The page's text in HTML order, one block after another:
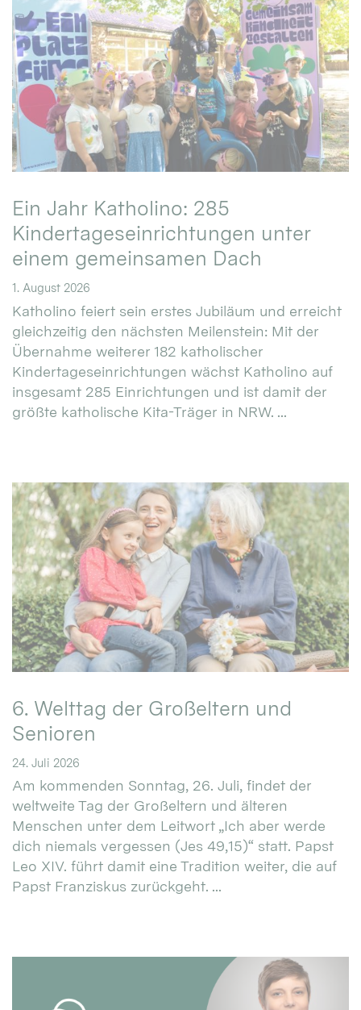
Ein Jahr Katholino: 285
Kindertageseinrichtungen unter
einem gemeinsamen Dach
1. August 2026
Katholino feiert sein erstes Jubiläum und erreicht
gleichzeitig den nächsten Meilenstein: Mit der
Übernahme weiterer 182 katholischer
Kindertageseinrichtungen wächst Katholino auf
insgesamt 285 Einrichtungen und ist damit der
größte katholische Kita-Träger in NRW. ...
6. Welttag der Großeltern und
Senioren
24. Juli 2026
Am kommenden Sonntag, 26. Juli, findet der
weltweite Tag der Großeltern und älteren
Menschen unter dem Leitwort „Ich aber werde
dich niemals vergessen (Jes 49,15)“ statt. Papst
Leo XIV. führt damit eine Tradition weiter, die auf
Papst Franziskus zurückgeht. ...